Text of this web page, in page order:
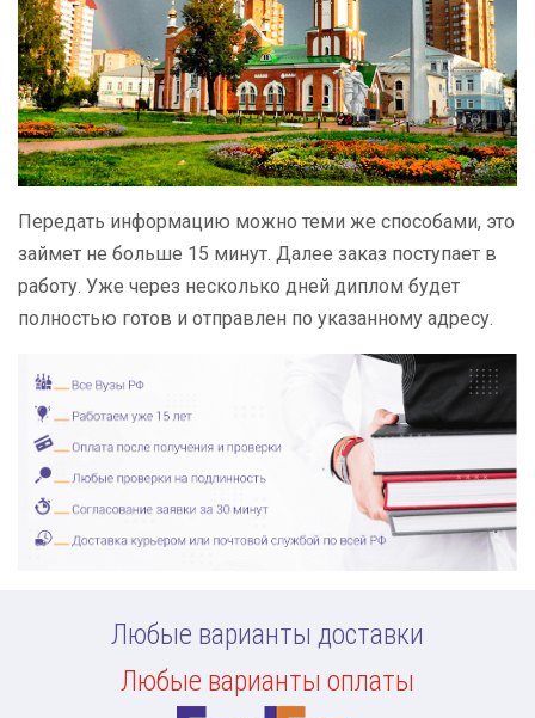
Передать информацию можно теми же способами, это
займет не больше 15 минут. Далее заказ поступает в
работу. Уже через несколько дней диплом будет
полностью готов и отправлен по указанному адресу.
Любые варианты доставки
Любые варианты оплаты